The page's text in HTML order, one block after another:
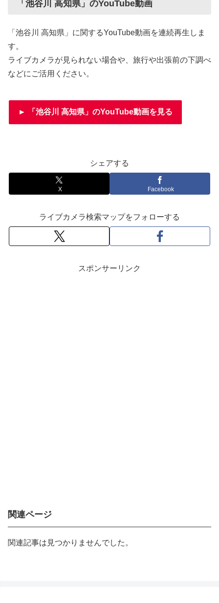
「池谷川 高知県」のYouTube動画
「池谷川 高知県」に関するYouTube動画を連続再生しま
す。
ライブカメラが見られない場合や、旅行や出張前の下調べ
などにご活用ください。
► 「池谷川 高知県」のYouTube動画を見る
シェアする
X Facebook
ライブカメラ検索マップをフォローする
スポンサーリンク
関連ページ
関連記事は見つかりませんでした。